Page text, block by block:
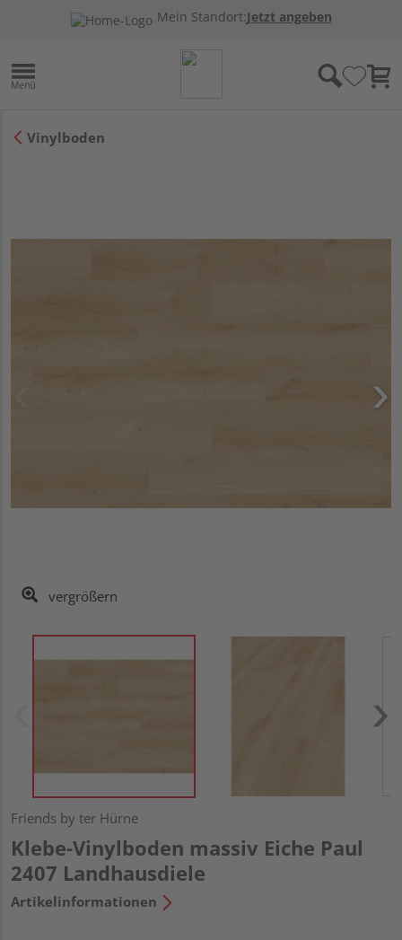
Mein Standort:Jetzt angeben
Vinylboden
vergrößern
Friends by ter Hürne
Klebe-Vinylboden massiv Eiche Paul
2407 Landhausdiele
Artikelinformationen